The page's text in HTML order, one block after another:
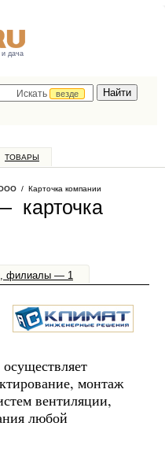
дача
Искать
везде
ТОВАРЫ
/ Карточка компании
филиалы — 1
монтаж
вентиляции,
любой